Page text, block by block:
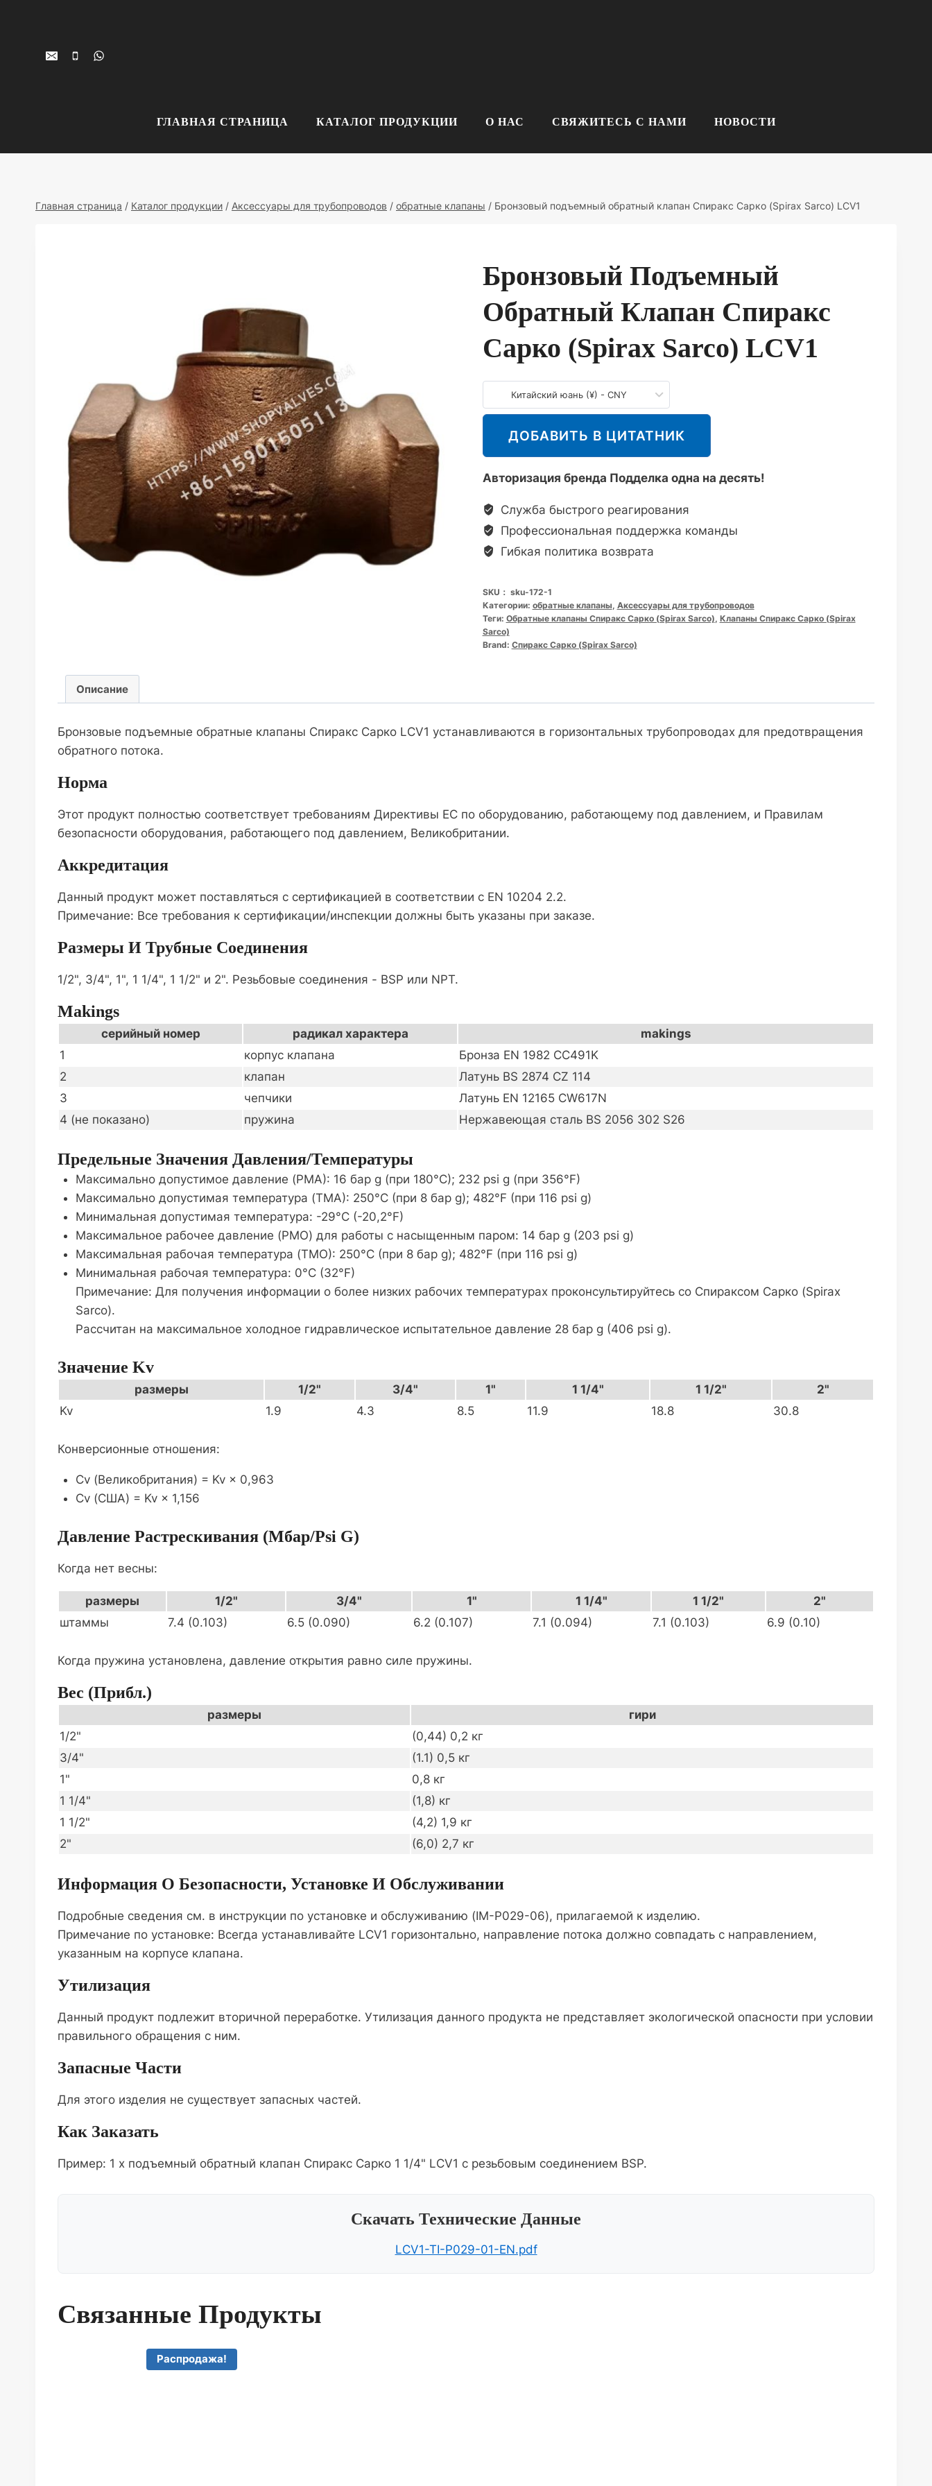
ГЛАВНАЯ СТРАНИЦА КАТАЛОГ ПРОДУКЦИИ О НАС СВЯЖИТЕСЬ С НАМИ НОВОСТИ
Главная страница / Каталог продукции / Аксессуары для трубопроводов / обратные клапаны / Бронзовый подъемный обратный клапан Спиракс Сарко (Spirax Sarco) LCV1
Бронзовый Подъемный
Обратный Клапан Спиракс
Сарко (Spirax Sarco) LCV1
Китайский юань (¥) - CNY
ДОБАВИТЬ В ЦИТАТНИК
Авторизация бренда Подделка одна на десять!
Служба быстрого реагирования
Профессиональная поддержка команды
Гибкая политика возврата
SKU： sku-172-1
Категории: обратные клапаны, Аксессуары для трубопроводов
Теги: Обратные клапаны Спиракс Сарко (Spirax Sarco), Клапаны Спиракс Сарко (Spirax
Sarco)
Brand: Спиракс Сарко (Spirax Sarco)
Описание
Бронзовые подъемные обратные клапаны Спиракс Сарко LCV1 устанавливаются в горизонтальных трубопроводах для предотвращения
обратного потока.
Норма
Этот продукт полностью соответствует требованиям Директивы ЕС по оборудованию, работающему под давлением, и Правилам
безопасности оборудования, работающего под давлением, Великобритании.
Аккредитация
Данный продукт может поставляться с сертификацией в соответствии с EN 10204 2.2.
Примечание: Все требования к сертификации/инспекции должны быть указаны при заказе.
Размеры И Трубные Соединения
1/2", 3/4", 1", 1 1/4", 1 1/2" и 2". Резьбовые соединения - BSP или NPT.
Makings
серийный номер радикал характера
makings
1
корпус клапана
Бронза EN 1982 CC491K
2
клапан
Латунь BS 2874 CZ 114
3
чепчики
Латунь EN 12165 CW617N
4 (не показано)
пружина Нержавеющая сталь BS 2056 302 S26
Предельные Значения Давления/температуры
Максимально допустимое давление (PMA): 16 бар g (при 180°C); 232 psi g (при 356°F)
Максимально допустимая температура (TMA): 250°C (при 8 бар g); 482°F (при 116 psi g)
Минимальная допустимая температура: -29°C (-20,2°F)
Максимальное рабочее давление (PMO) для работы с насыщенным паром: 14 бар g (203 psi g)
Максимальная рабочая температура (TMO): 250°C (при 8 бар g); 482°F (при 116 psi g)
Минимальная рабочая температура: 0°C (32°F)
Примечание: Для получения информации о более низких рабочих температурах проконсультируйтесь со Спираксом Сарко (Spirax
Sarco).
Рассчитан на максимальное холодное гидравлическое испытательное давление 28 бар g (406 psi g).
Значение Kv
размеры 1/2" 3/4" 1" 1 1/4" 1 1/2"
2"
Kv
1.9 4.3 8.5 11.9 18.8 30.8
Конверсионные отношения:
Cv (Великобритания) = Kv × 0,963
Cv (США) = Kv × 1,156
Давление Растрескивания (мбар/psi G)
Когда нет весны:
размеры 1/2" 3/4" 1" 1 1/4" 1 1/2"
2"
штаммы
7.4 (0.103) 6.5 (0.090) 6.2 (0.107) 7.1 (0.094) 7.1 (0.103) 6.9 (0.10)
Когда пружина установлена, давление открытия равно силе пружины.
Вес (прибл.)
размеры
гири
1/2"
(0,44) 0,2 кг
3/4"
(1.1) 0,5 кг
1"
0,8 кг
1 1/4"
(1,8) кг
1 1/2"
(4,2) 1,9 кг
2"
(6,0) 2,7 кг
Информация О Безопасности, Установке И Обслуживании
Подробные сведения см. в инструкции по установке и обслуживанию (IM-P029-06), прилагаемой к изделию.
Примечание по установке: Всегда устанавливайте LCV1 горизонтально, направление потока должно совпадать с направлением,
указанным на корпусе клапана.
Утилизация
Данный продукт подлежит вторичной переработке. Утилизация данного продукта не представляет экологической опасности при условии
правильного обращения с ним.
Запасные Части
Для этого изделия не существует запасных частей.
Как Заказать
Пример: 1 x подъемный обратный клапан Спиракс Сарко 1 1/4" LCV1 с резьбовым соединением BSP.
Скачать Технические Данные
LCV1-TI-P029-01-EN.pdf
Связанные Продукты
Распродажа!